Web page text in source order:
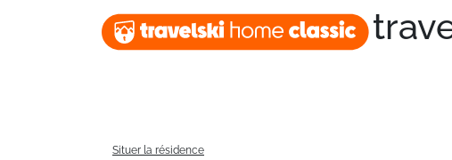
Situer la résidence